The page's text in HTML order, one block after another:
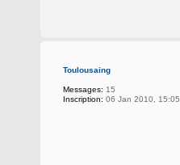
Toulousaing
Messages: 15
Inscription: 06 Jan 2010, 15:05